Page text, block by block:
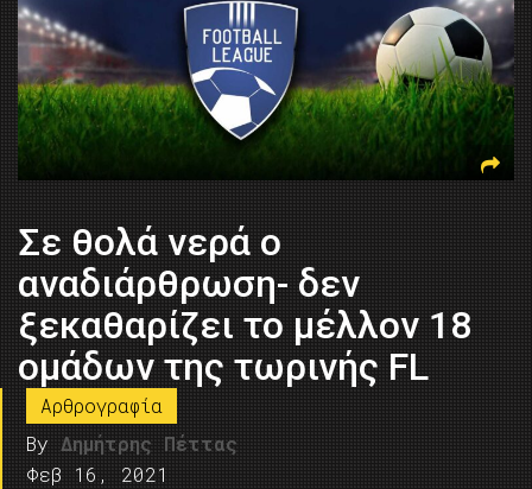
Σε θολά νερά ο
αναδιάρθρωση- δεν
ξεκαθαρίζει το μέλλον 18
ομάδων της τωρινής FL
Αρθρογραφία
By Δημήτρης Πέττας
Φεβ 16, 2021